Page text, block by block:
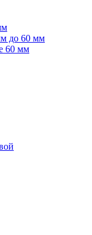
до 60 мм
60 мм